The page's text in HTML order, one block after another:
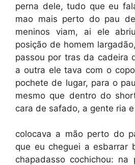
perna dele, tudo que eu
mao mais perto do pau
meninos viam, ai ele
posição de homem
passou por tras da cadeira
a outra ele tava com o
pochete de lugar, para o
mesmo que dentro do
cara de safado, a gente ria
colocava a mão perto do
que eu cheguei a esbarrar
chapadasso cochichou: na